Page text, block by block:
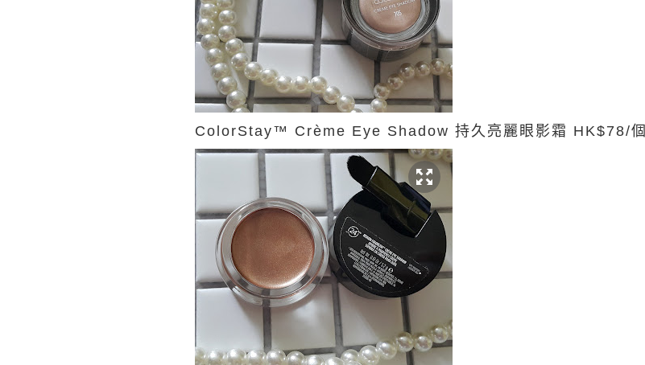
ColorStay™ Crème Eye Shadow 持久亮麗眼影霜 HK$78/個